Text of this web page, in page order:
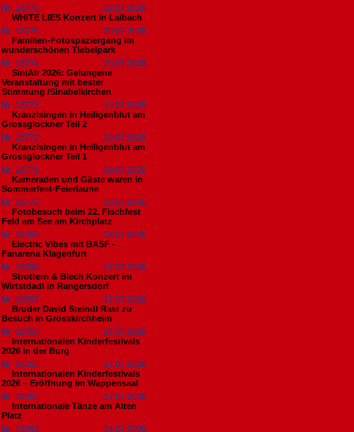
Nr. 18776
22.07.2026
WHITE LIES Konzert in Laibach
Nr. 18775
20.07.2026
Familien-Fotospaziergang im
wunderschönen Tiebelpark
Nr. 18774
20.07.2026
SiniAir 2026: Gelungene
Veranstaltung mit bester
Stimmung /Sinabelkirchen
Nr. 18773
19.07.2026
Kranzlsingen in Heiligenblut am
Grossglockner Teil 2
Nr. 18772
19.07.2026
Kranzlsingen in Heiligenblut am
Grossglockner Teil 1
Nr. 18771
19.07.2026
Kameraden und Gäste waren in
Sommerfest-Feierlaune
Nr. 18770
18.07.2026
Fotobesuch beim 22. Fischfest
Feld am See am Kirchplatz
Nr. 18769
18.07.2026
Electric Vibes mit BASF -
Fanarena Klagenfurt
Nr. 18768
17.07.2026
Strottern & Blech Konzert im
Wirtstdadl in Rangersdorf
Nr. 18767
17.07.2026
Bruder David Steindl Rast zu
Besuch in Grosskirchheim
Nr. 18766
17.07.2026
Internationalen Kinderfestivals
2026 in der Burg
Nr. 18765
17.07.2026
Internationalen Kinderfestivals
2026 – Eröffnung im Wappensaal
Nr. 18764
17.07.2026
Internationale Tänze am Alten
Platz
Nr. 18763
14.07.2026